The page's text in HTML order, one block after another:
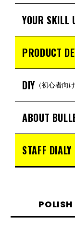
YOUR SKILL
PRODUCT
DIY （初心者向け
ABOUT
STAFF DIALY